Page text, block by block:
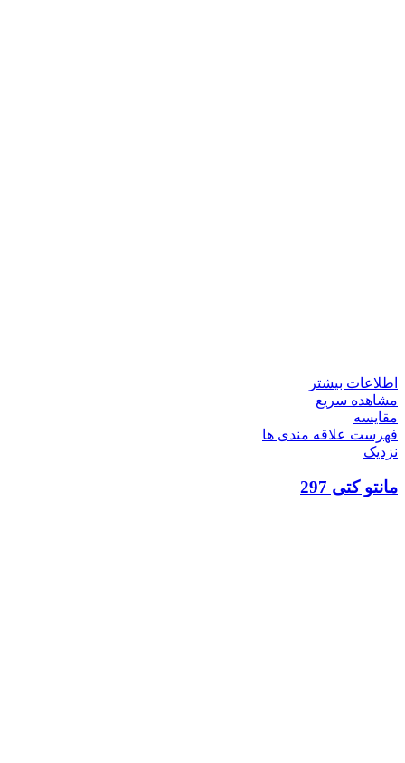
اطلاعات بیشتر
مشاهده سریع
مقایسه
فهرست علاقه مندی ها
نزدیک
مانتو کتی 297